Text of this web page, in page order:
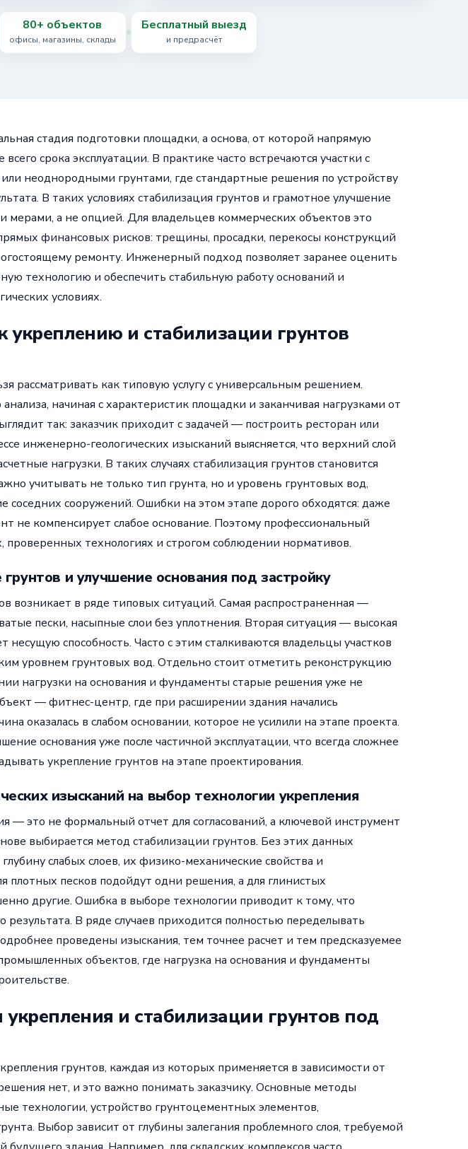
80+ объектов
офисы, магазины, склады
Бесплатный выезд
и предрасчёт
стадия подготовки площадки, а основа, от которой напрямую
срока эксплуатации. В практике часто встречаются участки с
неоднородными грунтами, где стандартные решения по устройству
В таких условиях стабилизация грунтов и грамотное улучшение
мерами, а не опцией. Для владельцев коммерческих объектов это
финансовых рисков: трещины, просадки, перекосы конструкций
ремонту. Инженерный подход позволяет заранее оценить
технологию и обеспечить стабильную работу оснований и
условиях.
и стабилизации грунтов
рассматривать как типовую услугу с универсальным решением.
начиная с характеристик площадки и заканчивая нагрузками от
так: заказчик приходит с задачей — построить ресторан или
инженерно-геологических изысканий выясняется, что верхний слой
нагрузки. В таких случаях стабилизация грунтов становится
учитывать не только тип грунта, но и уровень грунтовых вод,
соседних сооружений. Ошибки на этом этапе дорого обходятся: даже
не компенсирует слабое основание. Поэтому профессиональный
проверенных технологиях и строгом соблюдении нормативов.
и улучшение основания под застройку
возникает в ряде типовых ситуаций. Самая распространенная —
пески, насыпные слои без уплотнения. Вторая ситуация — высокая
несущую способность. Часто с этим сталкиваются владельцы участков
уровнем грунтовых вод. Отдельно стоит отметить реконструкцию
нагрузки на основания и фундаменты старые решения уже не
— фитнес-центр, где при расширении здания начались
оказалась в слабом основании, которое не усилили на этапе проекта.
основания уже после частичной эксплуатации, что всегда сложнее
укрепление грунтов на этапе проектирования.
изысканий на выбор технологии укрепления
— это не формальный отчет для согласований, а ключевой инструмент
выбирается метод стабилизации грунтов. Без этих данных
слабых слоев, их физико-механические свойства и
плотных песков подойдут одни решения, а для глинистых
другие. Ошибка в выборе технологии приводит к тому, что
В ряде случаев приходится полностью переделывать
проведены изыскания, тем точнее расчет и тем предсказуемее
объектов, где нагрузка на основания и фундаменты
и стабилизации грунтов под
грунтов, каждая из которых применяется в зависимости от
нет, и это важно понимать заказчику. Основные методы
технологии, устройство грунтоцементных элементов,
Выбор зависит от глубины залегания проблемного слоя, требуемой